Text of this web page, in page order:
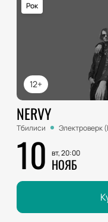
12+
Рок
NERVY
Тбилиси Электроверк
10 вт, 20:00
НОЯБ